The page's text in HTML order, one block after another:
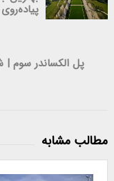
پل الکساندر سوم |
مطالب مشابه